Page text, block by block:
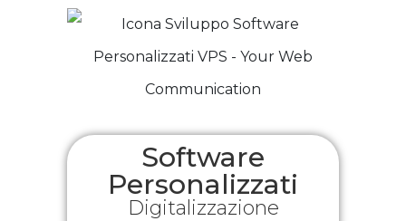
Software
Personalizzati
Digitalizzazione